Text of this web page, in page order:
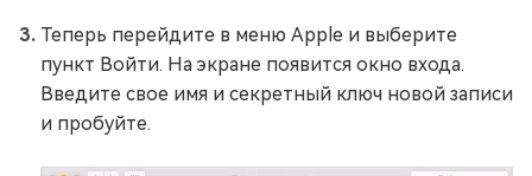
Теперь перейдите в меню Apple и выберите
пункт Войти. На экране появится окно входа.
Введите свое имя и секретный ключ новой записи
и пробуйте.